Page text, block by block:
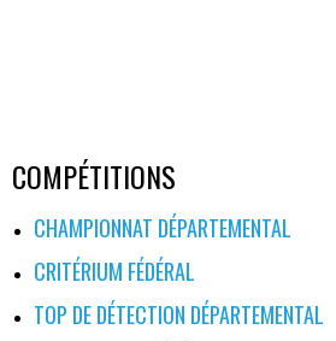
COMPÉTITIONS
CHAMPIONNAT DÉPARTEMENTAL
CRITÉRIUM FÉDÉRAL
TOP DE DÉTECTION DÉPARTEMENTAL